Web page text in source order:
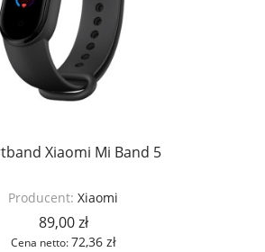
Xiaomi Mi Band 5
Producent: Xiaomi
89,00 zł
Cena netto:72,36 zł